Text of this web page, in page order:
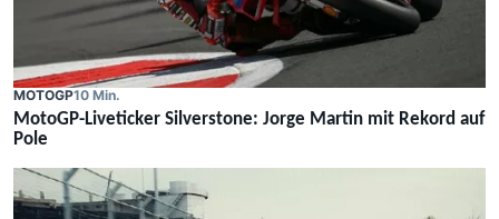
MOTOGP10 Min.
MotoGP-Liveticker Silverstone: Jorge Martin mit Rekord auf
Pole